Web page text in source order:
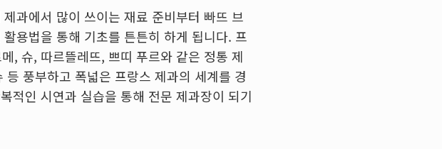
과에서 많이 쓰이는 재료 준비부터 빠뜨 브
용법을 통해 기초를 튼튼히 하게 됩니다. 프
, 슈, 따르뜰레뜨, 쁘띠 푸르와 같은 정통 제
풍부하고 폭넓은 프랑스 제과의 세계를 경
적인 시연과 실습을 통해 전문 제과장이 되기